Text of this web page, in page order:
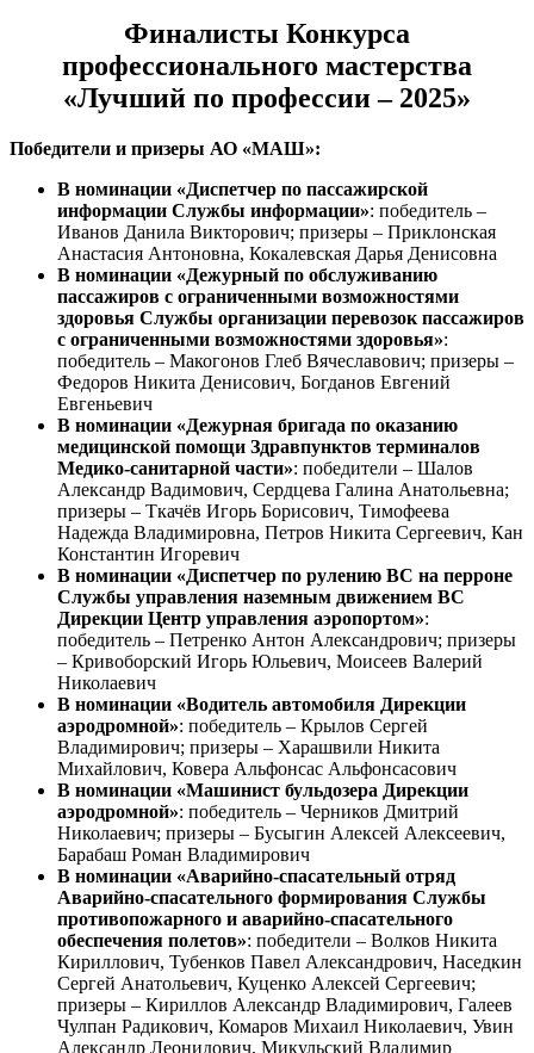
Финалисты Конкурса
профессионального мастерства
«Лучший по профессии – 2025»
Победители и призеры АО «МАШ»:
В номинации «Диспетчер по пассажирской
информации Службы информации»: победитель –
Иванов Данила Викторович; призеры – Приклонская
Анастасия Антоновна, Кокалевская Дарья Денисовна
В номинации «Дежурный по обслуживанию
пассажиров с ограниченными возможностями
здоровья Службы организации перевозок пассажиров
с ограниченными возможностями здоровья»:
победитель – Макогонов Глеб Вячеславович; призеры –
Федоров Никита Денисович, Богданов Евгений
Евгеньевич
В номинации «Дежурная бригада по оказанию
медицинской помощи Здравпунктов терминалов
Медико-санитарной части»: победители – Шалов
Александр Вадимович, Сердцева Галина Анатольевна;
призеры – Ткачёв Игорь Борисович, Тимофеева
Надежда Владимировна, Петров Никита Сергеевич, Кан
Константин Игоревич
В номинации «Диспетчер по рулению ВС на перроне
Службы управления наземным движением ВС
Дирекции Центр управления аэропортом»:
победитель – Петренко Антон Александрович; призеры
– Кривоборский Игорь Юльевич, Моисеев Валерий
Николаевич
В номинации «Водитель автомобиля Дирекции
аэродромной»: победитель – Крылов Сергей
Владимирович; призеры – Харашвили Никита
Михайлович, Ковера Альфонсас Альфонсасович
В номинации «Машинист бульдозера Дирекции
аэродромной»: победитель – Черников Дмитрий
Николаевич; призеры – Бусыгин Алексей Алексеевич,
Барабаш Роман Владимирович
В номинации «Аварийно-спасательный отряд
Аварийно-спасательного формирования Службы
противопожарного и аварийно-спасательного
обеспечения полетов»: победители – Волков Никита
Кириллович, Тубенков Павел Александрович, Наседкин
Сергей Анатольевич, Куценко Алексей Сергеевич;
призеры – Кириллов Александр Владимирович, Галеев
Чулпан Радикович, Комаров Михаил Николаевич, Увин
Александр Леонидович, Микульский Владимир